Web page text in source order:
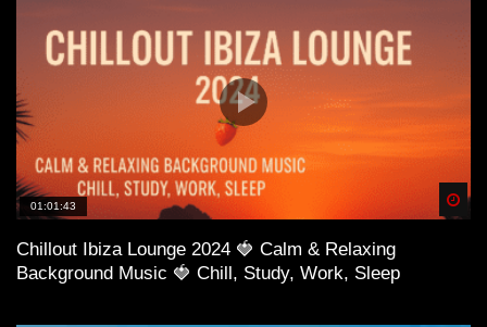
01:01:43
Chillout Ibiza Lounge 2024 🍓 Calm & Relaxing
Background Music 🍓 Chill, Study, Work, Sleep